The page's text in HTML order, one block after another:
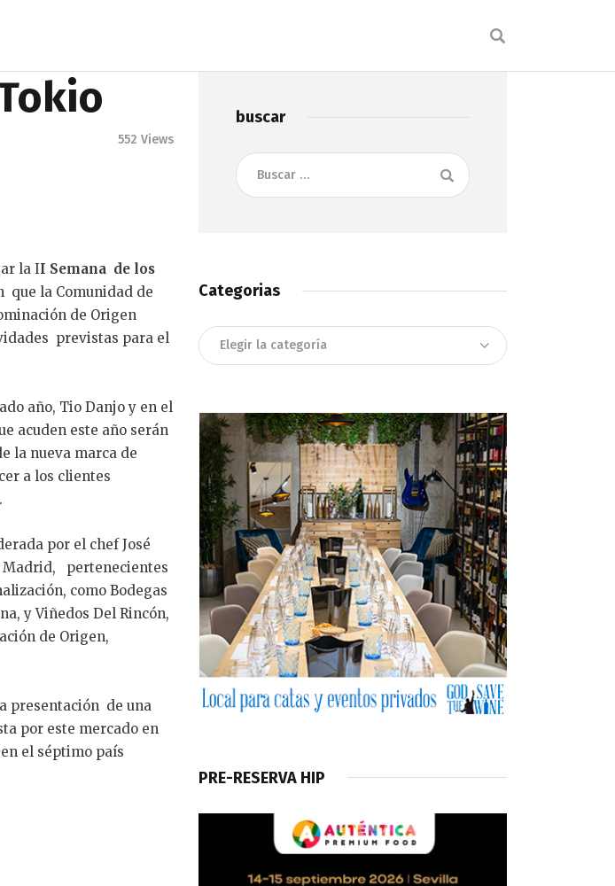
552 Views
la II Semana de los
que la Comunidad de
de Origen
previstas para el
año, Tio Danjo y en el
acuden este año serán
la nueva marca de
a los clientes
por el chef José
Madrid, pertenecientes
como Bodegas
y Viñedos Del Rincón,
de Origen,
presentación de una
por este mercado en
el séptimo país
buscar
Buscar:
Categorias
Categorias
PRE-RESERVA HIP